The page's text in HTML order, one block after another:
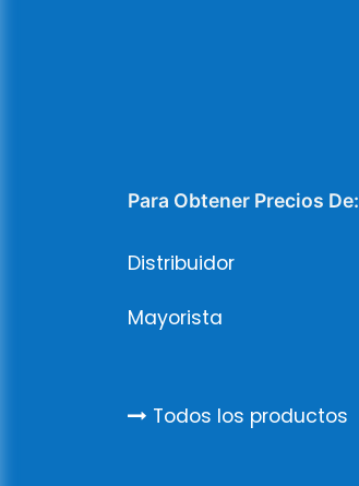
Para Obtener Precios De:
Distribuidor
Mayorista
Todos los productos